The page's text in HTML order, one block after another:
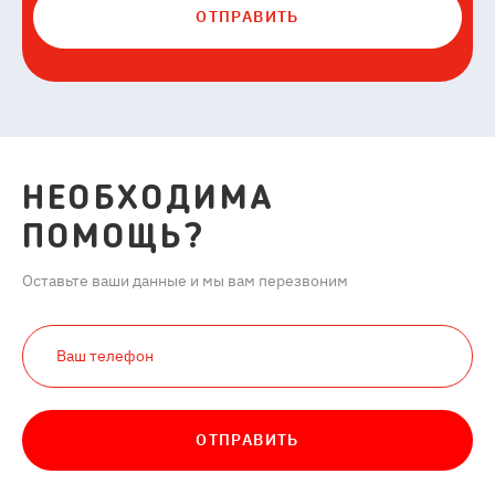
ОТПРАВИТЬ
НЕОБХОДИМА
ПОМОЩЬ?
Оставьте ваши данные и мы вам перезвоним
ОТПРАВИТЬ